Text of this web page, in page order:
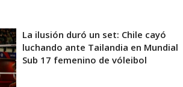
La ilusión duró un set: Chile cayó
luchando ante Tailandia en Mundial
Sub 17 femenino de vóleibol